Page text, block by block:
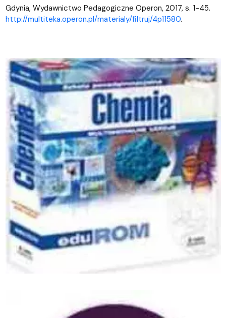
Gdynia, Wydawnictwo Pedagogiczne Operon, 2017, s. 1-45.
http://multiteka.operon.pl/materialy/filtruj/4p11580.